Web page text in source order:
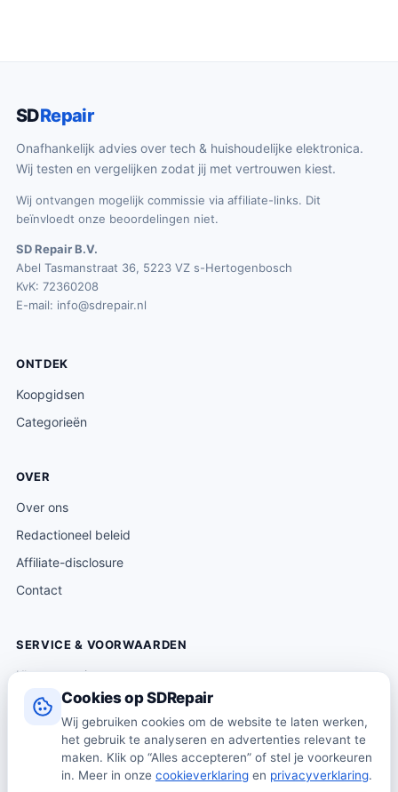
Cookies op SDRepair
Wij gebruiken cookies om de website te laten werken,
het gebruik te analyseren en advertenties relevant te
maken. Klik op “Alles accepteren” of stel je voorkeuren
in. Meer in onze cookieverklaring en privacyverklaring.
SDRepair
Onafhankelijk advies over tech & huishoudelijke elektronica.
Wij testen en vergelijken zodat jij met vertrouwen kiest.
Wij ontvangen mogelijk commissie via affiliate-links. Dit
beïnvloedt onze beoordelingen niet.
SD Repair B.V.
Abel Tasmanstraat 36, 5223 VZ s-Hertogenbosch
KvK: 72360208
E-mail: info@sdrepair.nl
ONTDEK
Koopgidsen
Categorieën
OVER
Over ons
Redactioneel beleid
Affiliate-disclosure
Contact
SERVICE & VOORWAARDEN
Klantenservice
Verzending & levering
Retourneren
Algemene voorwaarden